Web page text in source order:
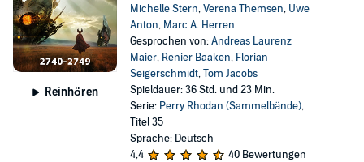
Reinhören
Michelle Stern,Verena Themsen, Uwe
Anton, Marc A. Herren
Gesprochen von:Andreas Laurenz
Maier, Renier Baaken, Florian
Seigerschmidt,Tom Jacobs
Spieldauer: 36 Std. und 23 Min.
Serie: Perry Rhodan (Sammelbände),
Titel 35
Sprache: Deutsch
4,4
40 Bewertungen